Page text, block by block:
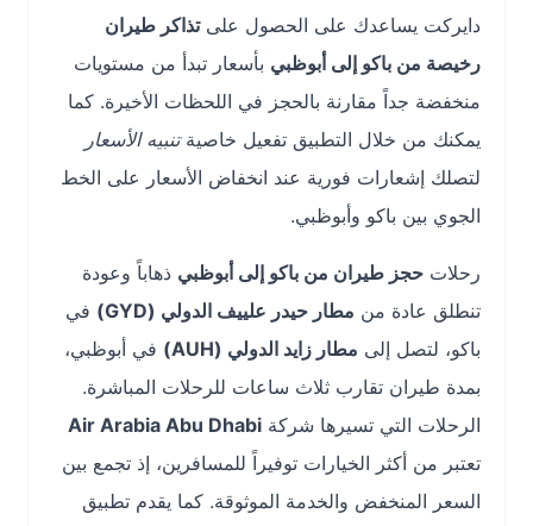
دايركت يساعدك على الحصول علىتذاكر طيران
رخيصة من باكو إلى أبوظبيبأسعار تبدأ من مستويات
منخفضة جداً مقارنة بالحجز في اللحظات الأخيرة. كما
يمكنك من خلال التطبيق تفعيل خاصيةتنبيه الأسعار
لتصلك إشعارات فورية عند انخفاض الأسعار على الخط
الجوي بين باكو وأبوظبي.
رحلات حجز طيران من باكو إلى أبوظبيذهاباً وعودة
تنطلق عادة منمطار حيدر علييف الدولي (GYD)
في
باكو، لتصل إلى مطار زايد الدولي (AUH)
في أبوظبي،
بمدة طيران تقارب ثلاث ساعات للرحلات المباشرة.
الرحلات التي تسيرها شركةAir Arabia Abu Dhabi
تعتبر من أكثر الخيارات توفيراً للمسافرين، إذ تجمع بين
السعر المنخفض والخدمة الموثوقة. كما يقدم تطبيق